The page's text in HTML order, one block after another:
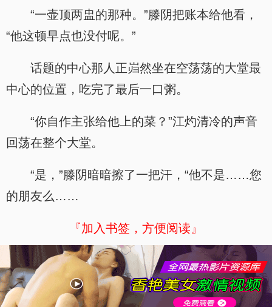
“一壶顶两盅的那种。”滕阴把账本给他看，
“他这顿早点也没付呢。”
话题的中心那人正岿然坐在空荡荡的大堂最
中心的位置，吃完了最后一口粥。
“你自作主张给他上的菜？”江灼清冷的声音
回荡在整个大堂。
“是，”滕阴暗暗擦了一把汗，“他不是……您
的朋友么……
『加入书签，方便阅读』